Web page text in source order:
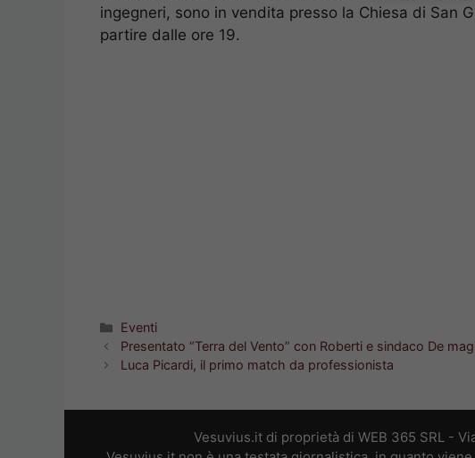
ingegneri, sono in vendita presso la Chiesa di San
partire dalle ore 19.
Categorie
Eventi
Presentato “Terra del Vento” con Roberti e sindaco De
Luca Picardi, il primo match da professionista
Vesuvius.it di proprietà di WEB 365 SRL -